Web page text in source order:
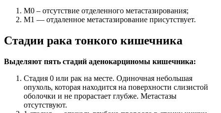
M0 – отсутствие отделенного метастазирования;
M1 — отдаленное метастазирование присутствует.
Стадии рака тонкого кишечника
Выделяют пять стадий аденокарциномы кишечника:
Стадия 0 или рак на месте. Одиночная небольшая
опухоль, которая находится на поверхности слизистой
оболочки и не прорастает глубже. Метастазы
отсутствуют.